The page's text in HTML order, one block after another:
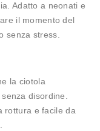
Adatto a neonati e
il momento del
senza stress.
la ciotola
disordine.
rottura e facile da